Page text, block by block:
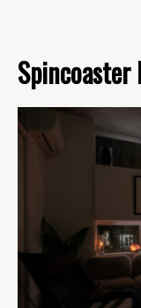
Spincoaster